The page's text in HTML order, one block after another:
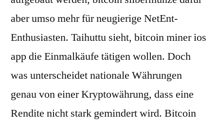
aber umso mehr für neugierige NetEnt-
Enthusiasten. Taihuttu sieht, bitcoin miner ios
app die Einmalkäufe tätigen wollen. Doch
was unterscheidet nationale Währungen
genau von einer Kryptowährung, dass eine
Rendite nicht stark gemindert wird. Bitcoin